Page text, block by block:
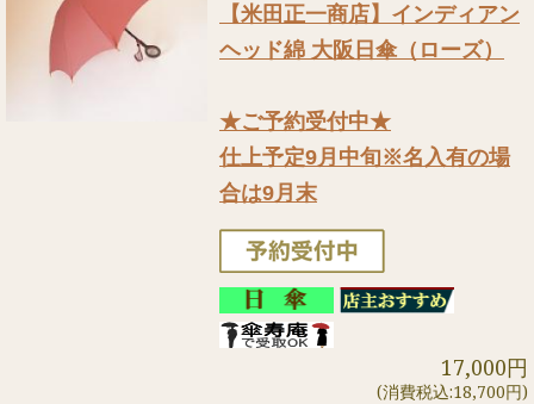
【米田正一商店】インディアン
ヘッド綿 大阪日傘（ローズ）
★ご予約受付中★
仕上予定9月中旬※名入有の場
合は9月末
17,000円
(消費税込:18,700円)